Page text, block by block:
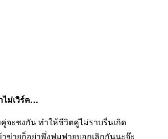
ม่เวิร์ค…
ะชงกัน ทำให้ชีวิตคู่ไม่ราบรื่นเกิด
ข่ายก็อย่าพึ่งฟูมฟายบอกเลิกกันนะจ๊ะ